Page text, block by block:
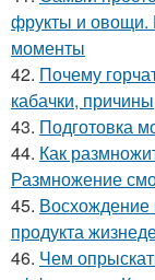
фрукты и овощи.
моменты
42. Почему
кабачки, причины
43. Подготовка
44. Как
Размножение
45. Восхождение
продукта
46. Чем